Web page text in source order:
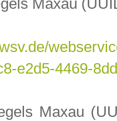
Maxau
e2d5-4469-
Maxau